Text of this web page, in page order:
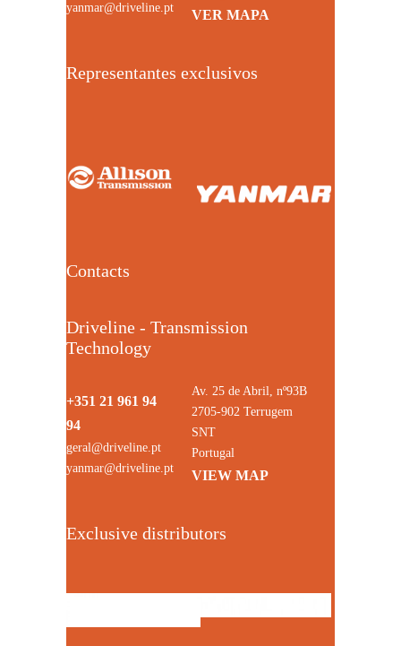
yanmar@driveline.pt
VER MAPA
Representantes exclusivos
Contacts
Driveline - Transmission
Technology
+351 21 961 94
94
geral@driveline.pt
yanmar@driveline.pt
Av. 25 de Abril, nº93B
2705-902 Terrugem
SNT
Portugal
VIEW MAP
Exclusive distributors